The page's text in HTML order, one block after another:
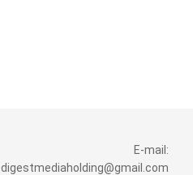
E-mail:
digestmediaholding@gmail.com